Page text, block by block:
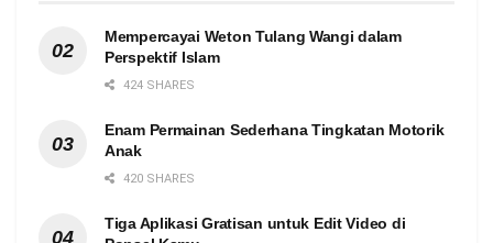
Mempercayai Weton Tulang Wangi dalam
Perspektif Islam
424 SHARES
Enam Permainan Sederhana Tingkatan Motorik
Anak
420 SHARES
Tiga Aplikasi Gratisan untuk Edit Video di